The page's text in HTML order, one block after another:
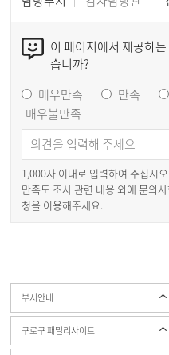
이 페이지에서 제공하
습니까?
매우만족
만족
매우불만족
1,000자 이내로 입력하여 주십시
만족도 조사 관련 내용 외에 문의
청을 이용해주세요.
부서안내
구로구 패밀리사이트